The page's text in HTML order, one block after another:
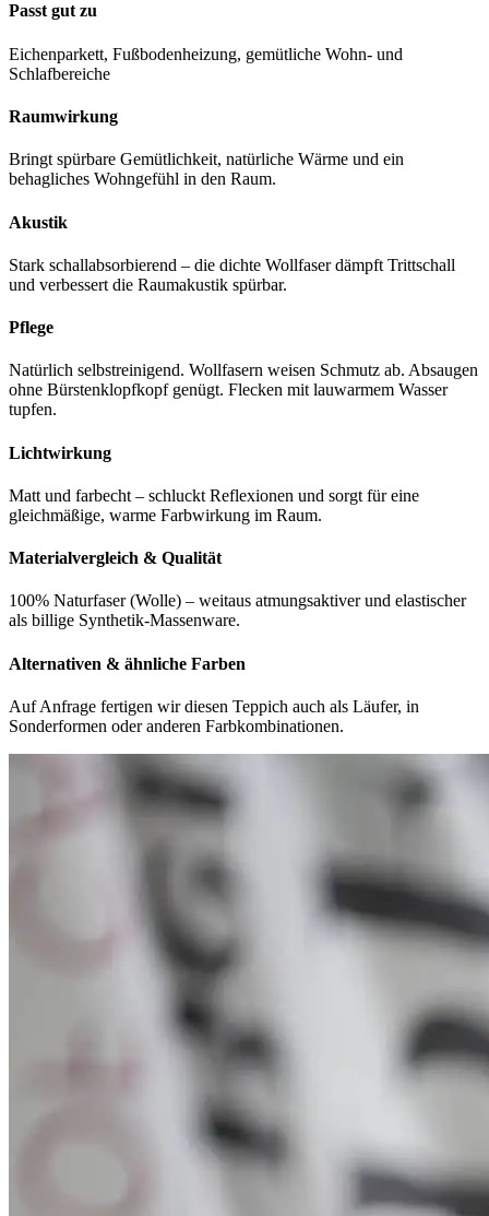
Passt gut zu
Eichenparkett, Fußbodenheizung, gemütliche Wohn- und
Schlafbereiche
Raumwirkung
Bringt spürbare Gemütlichkeit, natürliche Wärme und ein
behagliches Wohngefühl in den Raum.
Akustik
Stark schallabsorbierend – die dichte Wollfaser dämpft Trittschall
und verbessert die Raumakustik spürbar.
Pflege
Natürlich selbstreinigend. Wollfasern weisen Schmutz ab. Absaugen
ohne Bürstenklopfkopf genügt. Flecken mit lauwarmem Wasser
tupfen.
Lichtwirkung
Matt und farbecht – schluckt Reflexionen und sorgt für eine
gleichmäßige, warme Farbwirkung im Raum.
Materialvergleich & Qualität
100% Naturfaser (Wolle) – weitaus atmungsaktiver und elastischer
als billige Synthetik-Massenware.
Alternativen & ähnliche Farben
Auf Anfrage fertigen wir diesen Teppich auch als Läufer, in
Sonderformen oder anderen Farbkombinationen.